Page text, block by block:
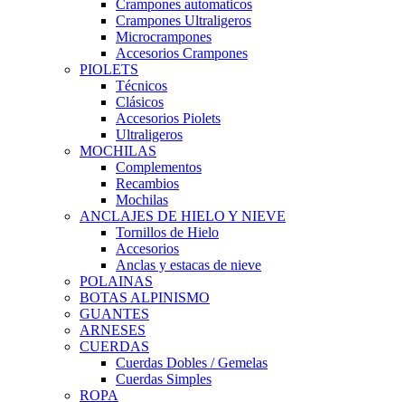
Crampones automaticos
Crampones Ultraligeros
Microcrampones
Accesorios Crampones
PIOLETS
Técnicos
Clásicos
Accesorios Piolets
Ultraligeros
MOCHILAS
Complementos
Recambios
Mochilas
ANCLAJES DE HIELO Y NIEVE
Tornillos de Hielo
Accesorios
Anclas y estacas de nieve
POLAINAS
BOTAS ALPINISMO
GUANTES
ARNESES
CUERDAS
Cuerdas Dobles / Gemelas
Cuerdas Simples
ROPA